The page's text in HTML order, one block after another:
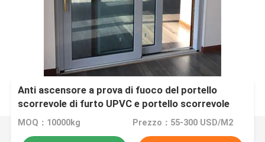
Anti ascensore a prova di fuoco del portello
scorrevole di furto UPVC e portello scorrevole
per la Camera della villa
MOQ：10000kg Prezzo：55-300 USD/M2